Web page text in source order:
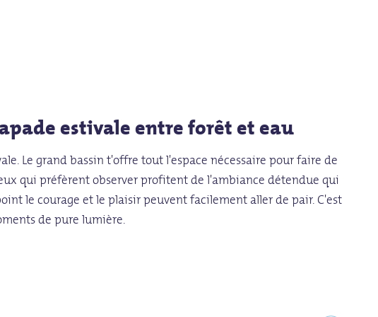
estivale entre forêt et eau
Le grand bassin t'offre tout l'espace nécessaire pour faire de
qui préfèrent observer profitent de l'ambiance détendue qui
le courage et le plaisir peuvent facilement aller de pair. C'est
de pure lumière.